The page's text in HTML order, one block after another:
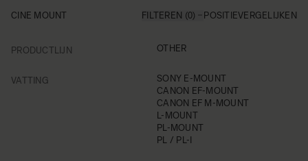
CINE MOUNT FILTEREN (0) POSITIEVERGELIJKEN
PRODUCTLIJNFILTER OTHER
VATTINGFILTER
SONY E-MOUNT
CANON EF-MOUNT
CANON EF M-MOUNT
L-MOUNT
PL-MOUNT
PL / PL-I